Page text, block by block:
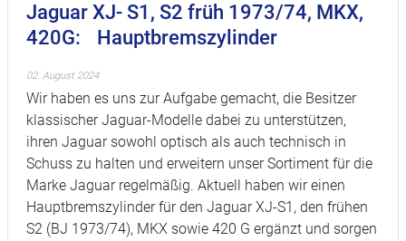
Jaguar XJ- S1, S2 früh 1973/74, MKX,
420G: Hauptbremszylinder
02. August 2024
Wir haben es uns zur Aufgabe gemacht, die Besitzer
klassischer Jaguar-Modelle dabei zu unterstützen,
ihren Jaguar sowohl optisch als auch technisch in
Schuss zu halten und erweitern unser Sortiment für die
Marke Jaguar regelmäßig. Aktuell haben wir einen
Hauptbremszylinder für den Jaguar XJ-S1, den frühen
S2 (BJ 1973/74), MKX sowie 420 G ergänzt und sorgen